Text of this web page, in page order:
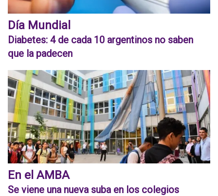
Día Mundial
Diabetes: 4 de cada 10 argentinos no saben
que la padecen
En el AMBA
Se viene una nueva suba en los colegios